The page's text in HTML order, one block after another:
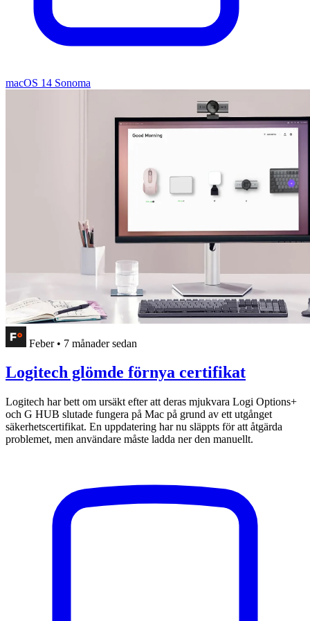
macOS 14 Sonoma
Feber • 7 månader sedan
Logitech glömde förnya certifikat
Logitech har bett om ursäkt efter att deras mjukvara Logi Options+
och G HUB slutade fungera på Mac på grund av ett utgånget
säkerhetscertifikat. En uppdatering har nu släppts för att åtgärda
problemet, men användare måste ladda ner den manuellt.